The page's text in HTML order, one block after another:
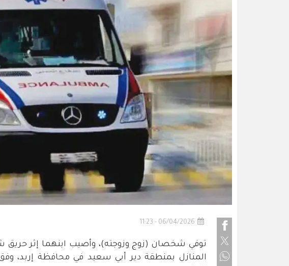
06/04/2026 - 11:23
توفي شخصان (زوج وزوجته)، وأصيب ابنهما إثر
المنازل بمنطقة دير أبي سعيد في محافظة إربد،